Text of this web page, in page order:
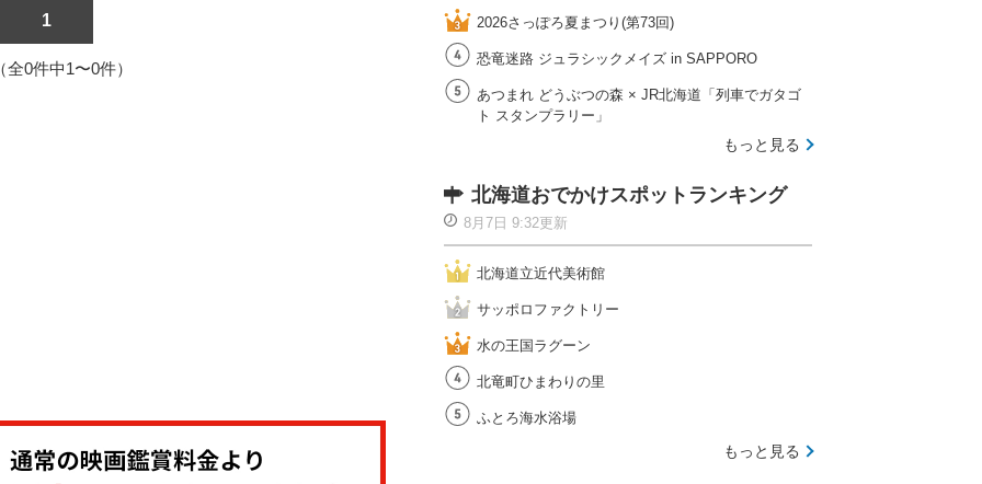
1
全0件中1〜0件）
2026さっぽろ夏まつり(第73回)
恐竜迷路 ジュラシックメイズ in SAPPORO
あつまれ どうぶつの森 × JR北海道「列車でガタゴ
ト スタンプラリー」
もっと見る
北海道おでかけスポットランキング
8月7日 9:32更新
北海道立近代美術館
サッポロファクトリー
水の王国ラグーン
北竜町ひまわりの里
ふとろ海水浴場
もっと見る